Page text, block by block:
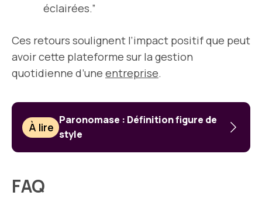
éclairées.”
Ces retours soulignent l’impact positif que peut
avoir cette plateforme sur la gestion
quotidienne d’une entreprise.
À lire
Paronomase : Définition figure de
style
FAQ